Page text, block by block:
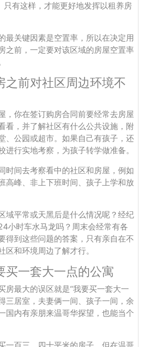
只有这样，才能更好地发挥以租养房
最关键因素是空置率，所以在决定用
之前，一定要对该区域的房屋空置率
之前对社区周边环境不
，你在签订购房合同前要经常去房屋
看，并了解社区有什么公共设施，附
、公园或超市。如果自己有孩子，还
进行实地考察，为孩子转学做准备。
时间去考察看中的社区和房屋，例如
高峰、非上下班时间、孩子上学和放
域平常或天黑后是什么情况呢？经纪
小时车水马龙吗？周末会经常有各
得到这些问题的答案，只有亲自在不
区和环境周边了解才行。
买一套大一点的公寓
房最大的误区就是“我要买一套大一
三居室，夫妻俩一间、孩子一间，余
国内有亲朋来温哥华探望，也能当个
一百三、四十平米的房子。但在温哥